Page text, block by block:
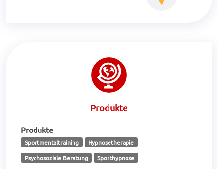
Produkte
Produkte
Sportmentaltraining Hypnosetherapie
Psychosoziale Beratung Sporthypnose